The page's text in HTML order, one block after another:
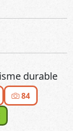
durable
84